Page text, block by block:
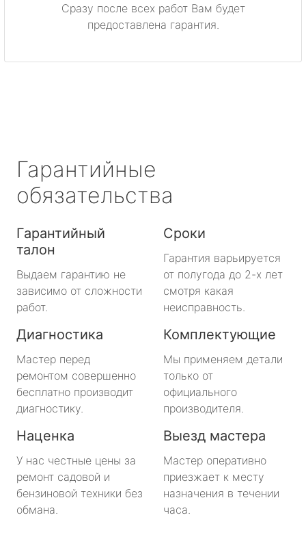
Сразу после всех работ Вам будет
предоставлена гарантия.
Гарантийные
обязательства
Гарантийный
талон
Выдаем гарантию не
зависимо от сложности
работ.
Сроки
Гарантия варьируется
от полугода до 2-х лет
смотря какая
неисправность.
Диагностика
Мастер перед
ремонтом совершенно
бесплатно производит
диагностику.
Комплектующие
Мы применяем детали
только от
официального
производителя.
Наценка
У нас честные цены за
ремонт садовой и
бензиновой техники без
обмана.
Выезд мастера
Мастер оперативно
приезжает к месту
назначения в течении
часа.